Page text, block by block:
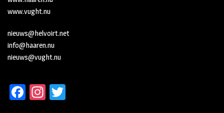
www.vught.nu
nieuws@helvoirt.net
info@haaren.nu
nieuws@vught.nu
Fa In